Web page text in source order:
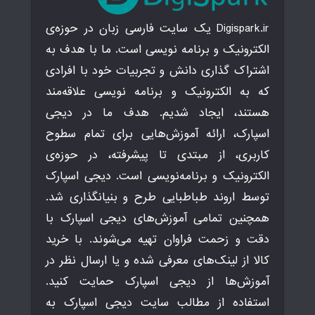
Digispark.ir یک سایت فارسی زبان در حوزه‌ی
الکترونیک و برنامه نویسی است. ما با هدف به
اشتراک گذاری دانش و تجربیات خود با افرادی
که به الکترونیک و برنامه نویسی علاقه‌مند
هستند، ایجاد شدیم. هدف ما در دیجی
اسپارک، ارائه آموزش‌هایی برای تمام سطوح
کاربری، از مبتدی تا پیشرفته، در حوزه‌ی
الکترونیک و برنامه‌نویسی است. دیجی اسپارک
توسط اروند طباطبایی طرح و بنیانگذاری شد.
همچنین تمامی آموزش‌های دیجی اسپارک با
دقت و زحمت فراوان تهیه می‌شوند. با خرید
کالا از لینک‌های معرفی شده و یا ارسال نظر در
آموزش‌ها از دیجی اسپارک حمایت کنید.
استفاده از مطالب سایت دیجی اسپارک به